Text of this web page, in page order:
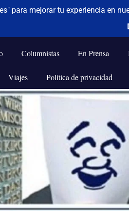
poco
Columnistas En Prensa
Viajes Política de privacidad